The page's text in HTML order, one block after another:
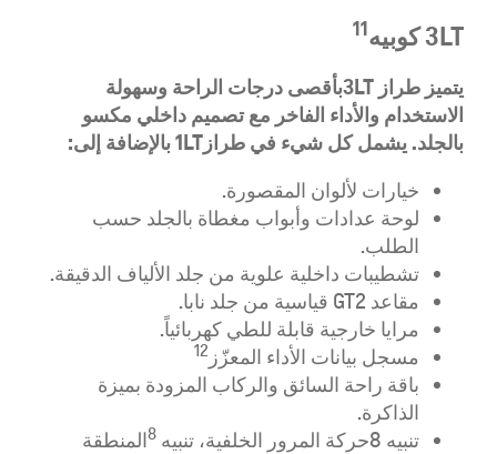
3LT كوبيه 11
يتميز طراز 3LTبأقصى درجات الراحة وسهولة
الاستخدام والأداء الفاخر مع تصميم داخلي مكسو
بالجلد. يشمل كل شيء في طراز 1LTبالإضافة إلى:
خيارات لألوان المقصورة.
لوحة عدادات وأبواب مغطاة بالجلد حسب
الطلب.
تشطيبات داخلية علوية من جلد الألياف الدقيقة.
مقاعد GT2 قياسية من جلد نابا.
مرايا خارجية قابلة للطي كهربائياً.
مسجل بيانات الأداء المعزّز 12
باقة راحة السائق والركاب المزودة بميزة
الذاكرة.
تنبيه 8حركة المرور الخلفية، تنبيه 8المنطقة